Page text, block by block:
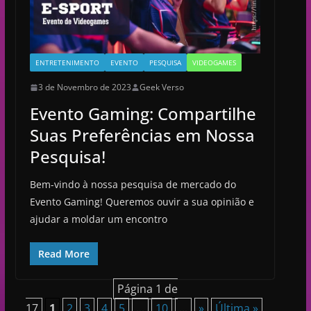
ENTRETENIMENTO EVENTO PESQUISA VIDEOGAMES
3 de Novembro de 2023 Geek Verso
Evento Gaming: Compartilhe
Suas Preferências em Nossa
Pesquisa!
Bem-vindo à nossa pesquisa de mercado do
Evento Gaming! Queremos ouvir a sua opinião e
ajudar a moldar um encontro
Read More
Página 1 de